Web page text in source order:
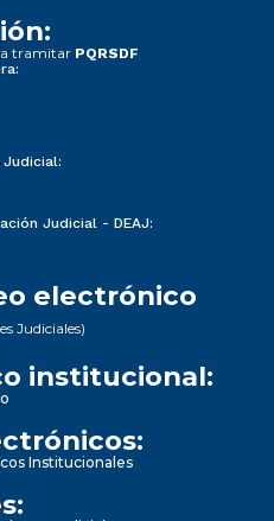
tramitar PQRSDF
Judicial - DEAJ:
electrónico
Judiciales)
institucional:
Institucionales